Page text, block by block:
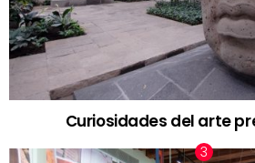
Curiosidades del arte